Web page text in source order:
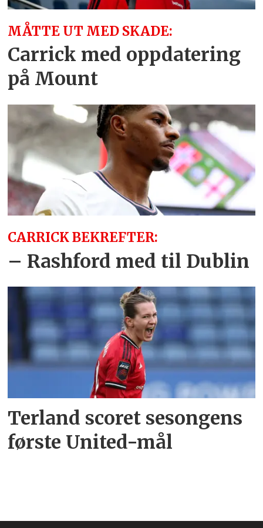
MÅTTE UT MED SKADE:
Carrick med oppdatering
på Mount
CARRICK BEKREFTER:
– Rashford med til Dublin
Terland scoret sesongens
første United-mål